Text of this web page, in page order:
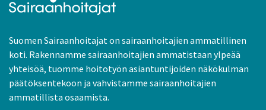
Suomen Sairaanhoitajat on sairaanhoitajien ammatillinen
koti. Rakennamme sairaanhoitajien ammatistaan ylpeää
yhteisöä, tuomme hoitotyön asiantuntijoiden näkökulman
päätöksentekoon ja vahvistamme sairaanhoitajien
ammatillista osaamista.